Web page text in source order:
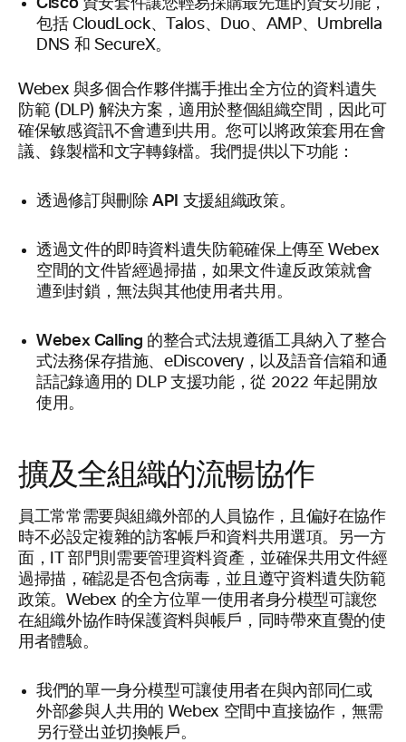
套件讓您輕易採購最先進的資安功能，
包括 CloudLock、Talos、Duo、AMP、Umbrella
DNS 和 SecureX。
Webex 與多個合作夥伴攜手推出全方位的資料遺失
防範 (DLP) 解決方案，適用於整個組織空間，因此可
確保敏感資訊不會遭到共用。您可以將政策套用在會
議、錄製檔和文字轉錄檔。我們提供以下功能：
透過修訂與刪除 API 支援組織政策。
透過文件的即時資料遺失防範確保上傳至 Webex
空間的文件皆經過掃描，如果文件違反政策就會
遭到封鎖，無法與其他使用者共用。
Webex Calling 的整合式法規遵循工具納入了整合
式法務保存措施、eDiscovery，以及語音信箱和通
話記錄適用的 DLP 支援功能，從 2022 年起開放
使用。
擴及全組織的流暢協作
員工常常需要與組織外部的人員協作，且偏好在協作
時不必設定複雜的訪客帳戶和資料共用選項。另一方
面，IT 部門則需要管理資料資產，並確保共用文件經
過掃描，確認是否包含病毒，並且遵守資料遺失防範
政策。Webex 的全方位單一使用者身分模型可讓您
在組織外協作時保護資料與帳戶，同時帶來直覺的使
用者體驗。
我們的單一身分模型可讓使用者在與內部同仁或
外部參與人共用的 Webex 空間中直接協作，無需
另行登出並切換帳戶。